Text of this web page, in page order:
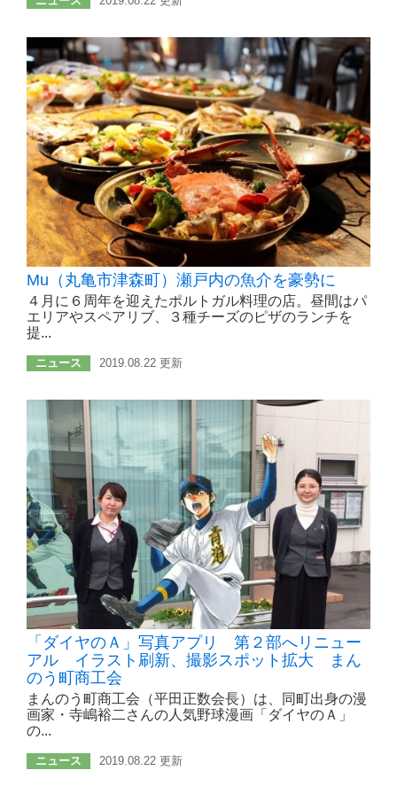
Mu（丸亀市津森町）瀬戸内の魚介を豪勢に
４月に６周年を迎えたポルトガル料理の店。昼間はパ
エリアやスペアリブ、３種チーズのピザのランチを
提...
ニュース 2019.08.22 更新
「ダイヤのＡ」写真アプリ 第２部へリニュー
アル イラスト刷新、撮影スポット拡大 まん
のう町商工会
まんのう町商工会（平田正数会長）は、同町出身の漫
画家・寺嶋裕二さんの人気野球漫画「ダイヤのＡ」
の...
ニュース 2019.08.22 更新